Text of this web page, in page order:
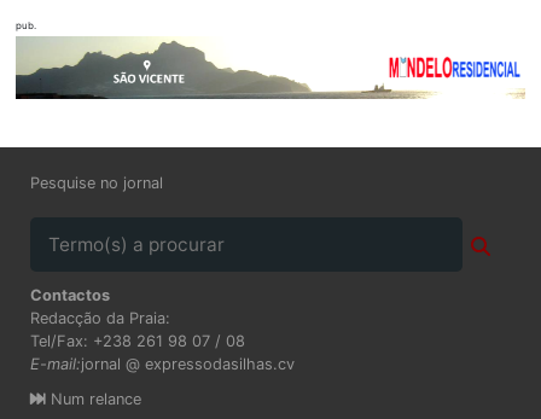
pub.
Pesquise no jornal
Contactos
Redacção da Praia:
Tel/Fax: +238 261 98 07 / 08
E-mail:jornal @ expressodasilhas.cv
Num relance